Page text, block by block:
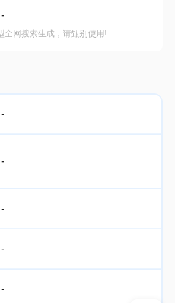
-
全网搜索生成，请甄别使用!
-
-
-
-
-